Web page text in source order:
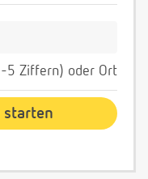
5 Ziffern) oder Ort